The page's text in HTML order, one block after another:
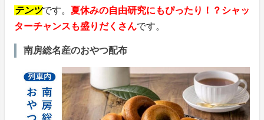
テンツです。 夏休みの自由研究にもぴったり！？シャッ
ターチャンスも盛りだくさんです。
南房総名産のおやつ配布